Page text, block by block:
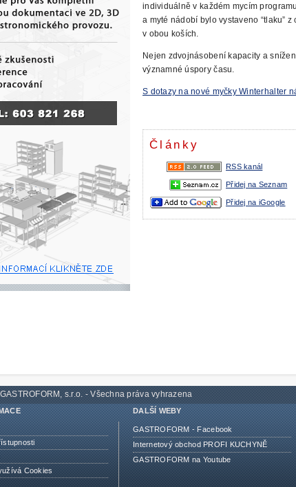
individuálně v každém mycím
a myté nádobí bylo vystaveno “tlaku”
v obou koších.
Nejen zdvojnásobení kapacity a
významné úspory času.
S dotazy na nové myčky Winterhalter
Články
RSS kanál
Přidej na Seznam
Přidej na iGoogle
s.r.o. - Všechna práva vyhrazena
DALŠÍ WEBY
GASTROFORM - Facebook
Internetový obchod PROFI KUCHYNĚ
GASTROFORM na Youtube
Cookies